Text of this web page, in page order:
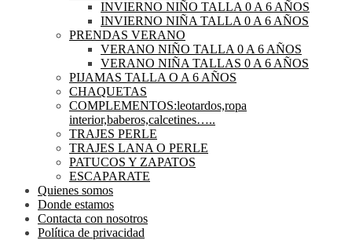
INVIERNO NIÑO TALLA 0 A 6 AÑOS
INVIERNO NIÑA TALLA 0 A 6 AÑOS
PRENDAS VERANO
VERANO NIÑO TALLA 0 A 6 AÑOS
VERANO NIÑA TALLAS 0 A 6 AÑOS
PIJAMAS TALLA O A 6 AÑOS
CHAQUETAS
COMPLEMENTOS:leotardos,ropa
interior,baberos,calcetines…..
TRAJES PERLE
TRAJES LANA O PERLE
PATUCOS Y ZAPATOS
ESCAPARATE
Quienes somos
Donde estamos
Contacta con nosotros
Política de privacidad